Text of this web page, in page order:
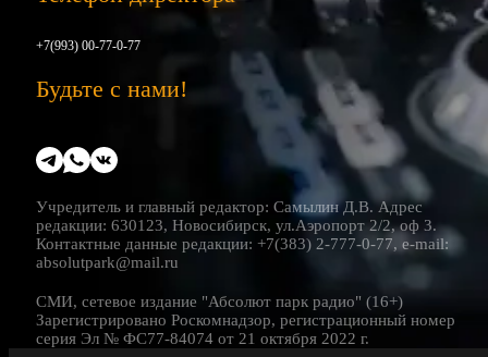
+7(993) 00-77-0-77
Будьте с нами!
Учредитель и главный редактор: Самылин Д.В. Адрес
редакции: 630123, Новосибирск, ул.Аэропорт 2/2, оф 3.
Контактные данные редакции: +7(383) 2-777-0-77, e-mail:
absolutpark@mail.ru
СМИ, сетевое издание "Абсолют парк радио" (16+)
Зарегистрировано Роскомнадзор, регистрационный номер
серия Эл № ФС77-84074 от 21 октября 2022 г.